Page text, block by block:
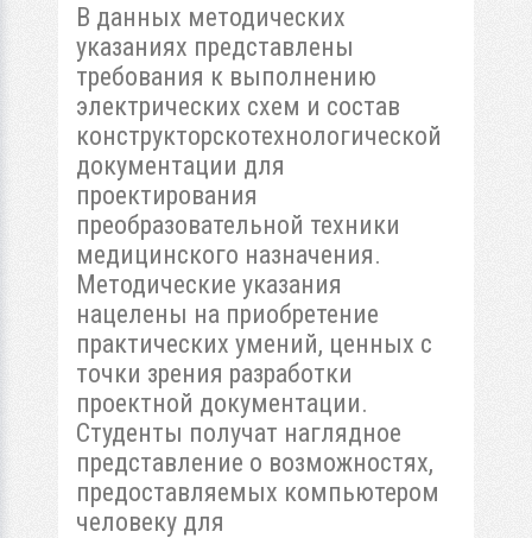
В данных методических
указаниях представлены
требования к выполнению
электрических схем и состав
конструкторскотехнологической
документации для
проектирования
преобразовательной техники
медицинского назначения.
Методические указания
нацелены на приобретение
практических умений, ценных с
точки зрения разработки
проектной документации.
Студенты получат наглядное
представление о возможностях,
предоставляемых компьютером
человеку для